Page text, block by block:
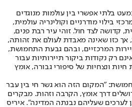
בלתי אפשרי בין עולמות מנוגדים
בילוי מודרניים וקולינריה עולמית,
קדושה לצד חול. זוהי עיר רבת פנים,
אך כזו שאינה מאבדת לעולם את זהותה,
המרכזיים, ובהם גבעת התחמושת,
רק נקודות ביקור תיירותיות עבור
ונצחיות של סיפורי גבורה, אומץ
"המקום הזה הוא גשר חי בין עבר
דרך אומץ, הקרבה וזהות. מבקרים
לערכים שעליהם נבנתה המדינה". איריס